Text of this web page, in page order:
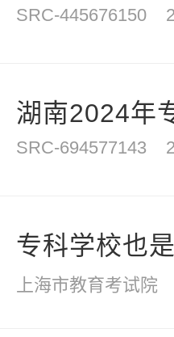
SRC-445676150
湖南2024年
SRC-694577143
专科学校也
上海市教育考试院